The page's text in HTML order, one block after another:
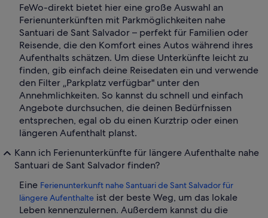
FeWo-direkt bietet hier eine große Auswahl an
Ferienunterkünften mit Parkmöglichkeiten nahe
Santuari de Sant Salvador – perfekt für Familien oder
Reisende, die den Komfort eines Autos während ihres
Aufenthalts schätzen. Um diese Unterkünfte leicht zu
finden, gib einfach deine Reisedaten ein und verwende
den Filter „Parkplatz verfügbar" unter den
Annehmlichkeiten. So kannst du schnell und einfach
Angebote durchsuchen, die deinen Bedürfnissen
entsprechen, egal ob du einen Kurztrip oder einen
längeren Aufenthalt planst.
Kann ich Ferienunterkünfte für längere Aufenthalte nahe
Santuari de Sant Salvador finden?
Eine Ferienunterkunft nahe Santuari de Sant Salvador für
längere Aufenthalte ist der beste Weg, um das lokale
Leben kennenzulernen. Außerdem kannst du die